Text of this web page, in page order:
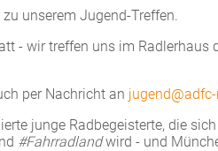
unserem Jugend-Treffen.
- wir treffen uns im Radlerhaus
per Nachricht an
junge Radbegeisterte, die
#Fahrradlandwird - und